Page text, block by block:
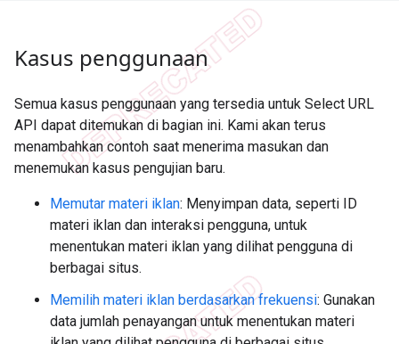
Kasus penggunaan
Semua kasus penggunaan yang tersedia untuk Select URL
API dapat ditemukan di bagian ini. Kami akan terus
menambahkan contoh saat menerima masukan dan
menemukan kasus pengujian baru.
Memutar materi iklan: Menyimpan data, seperti ID
materi iklan dan interaksi pengguna, untuk
menentukan materi iklan yang dilihat pengguna di
berbagai situs.
Memilih materi iklan berdasarkan frekuensi: Gunakan
data jumlah penayangan untuk menentukan materi